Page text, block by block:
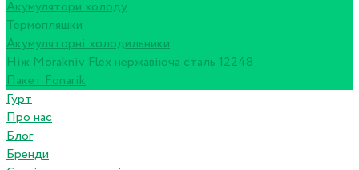
Акумулятори холоду
Термопляшки
Акумуляторні холодильники
Ніж Morakniv Flex нержавіюча сталь 12248
Пакет Fonarik
Гурт
Про нас
Блог
Бренди